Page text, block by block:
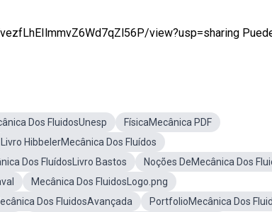
view?usp=sharing
Dos FluidosUnesp
FísicaMecânica PDF
Livro HibbelerMecânica Dos Fluídos
Dos FluídosLivro Bastos
Noções DeMecânica Dos
Mecânica Dos FluidosLogo.png
Dos FluidosAvançada
PortfolioMecânica Dos